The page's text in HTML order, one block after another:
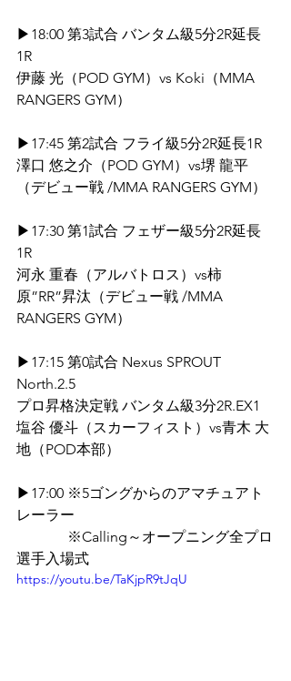
▶18:00 第3試合 バンタム級5分2R延長
1R
伊藤 光（POD GYM）vs Koki（MMA
RANGERS GYM）
▶17:45 第2試合 フライ級5分2R延長1R
澤口 悠之介（POD GYM）vs堺 龍平
（デビュー戦 /MMA RANGERS GYM）
▶17:30 第1試合 フェザー級5分2R延長
1R
河永 重春（アルバトロス）vs柿
原”RR”昇汰（デビュー戦 /MMA
RANGERS GYM）
▶17:15 第0試合 Nexus SPROUT
North.2.5
プロ昇格決定戦 バンタム級3分2R.EX1
塩谷 優斗（スカーフィスト）vs青木 大
地（POD本部）
▶17:00 ※5ゴングからのアマチュアト
レーラー
選手入場式
https://youtu.be/TaKjpR9tJqU